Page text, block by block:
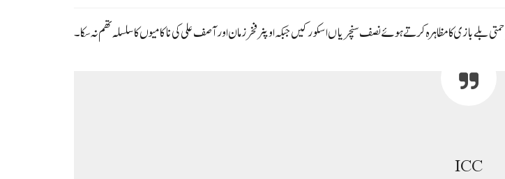
بلے بازی کا مظاہرہ کرتے ہوئے نصف سنچریاں اسکور کیں جبکہ اوپنر فخر زمان اور آصف علی کی ناکامیوں کا سلسلہ تھم نہ سکا۔
ICC